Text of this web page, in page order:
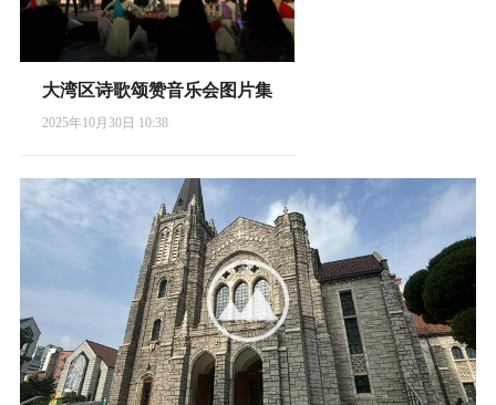
大湾区诗歌颂赞音乐会图片集
2025年10月30日 10:38